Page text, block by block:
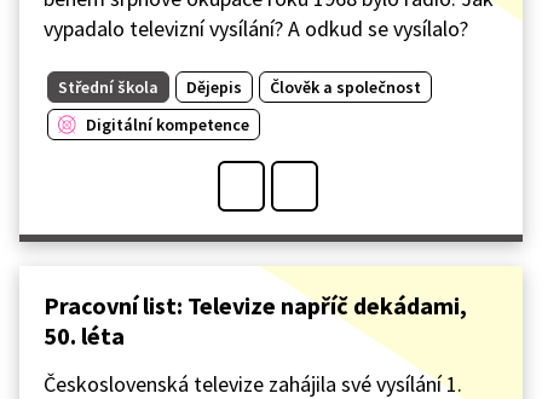
vypadalo televizní vysílání? A odkud se vysílalo?
Střední škola Dějepis
Člověk a společnost
Digitální kompetence
Pracovní list: Televize napříč dekádami,
50. léta
Československá televize zahájila své vysílání 1.